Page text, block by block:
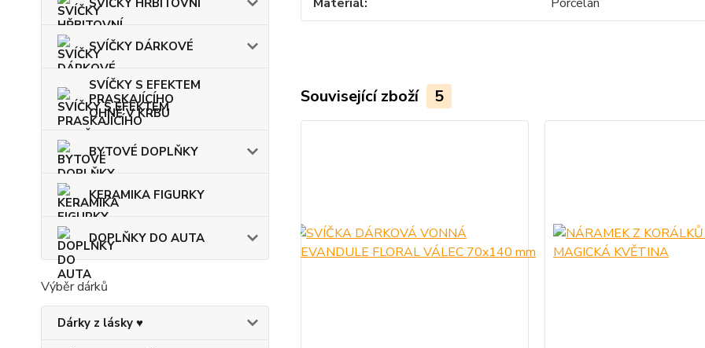
SVÍČKY HŘBITOVNÍ
SVÍČKY DÁRKOVÉ
SVÍČKY S EFEKTEM
PRASKAJÍCÍHO
OHNĚ V KRBU
BYTOVÉ DOPLŇKY
KERAMIKA FIGURKY
DOPLŇKY DO AUTA
Výběr dárků
Dárky z lásky ♥
Související zboží 5